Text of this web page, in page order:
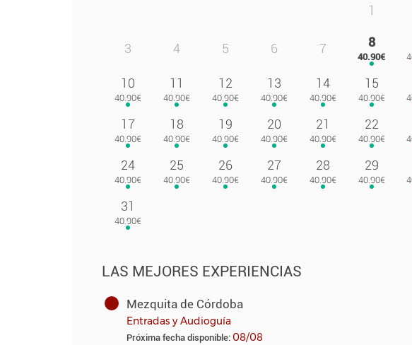
1
3 4 5 6 7 8
10 11 12 13 14 15
17 18 19 20 21 22
24 25 26 27 28 29
31
LAS MEJORES EXPERIENCIAS
Mezquita de Córdoba
Entradas y Audioguía
Próxima fecha disponible: 08/08